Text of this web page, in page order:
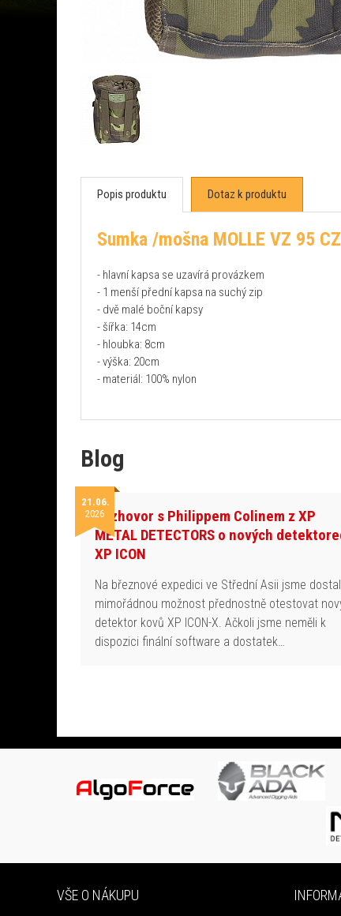
Popis produktu Dotaz k produktu
Sumka /mošna MOLLE VZ 95 CZ
- hlavní kapsa se uzavírá provázkem
- 1 menší přední kapsa na suchý zip
- dvě malé boční kapsy
- šířka: 14cm
- hloubka: 8cm
- výška: 20cm
- materiál: 100% nylon
Blog
21.06.
2026Rozhovor s Philippem Colinem z XP
METAL DETECTORS o nových
XP ICON
Na březnové expedici ve Střední Asii jsme
mimořádnou možnost přednostně otestovat
detektor kovů XP ICON-X. Ačkoli jsme neměli k
dispozici finální software a dostatek…
VŠE O NÁKUPU